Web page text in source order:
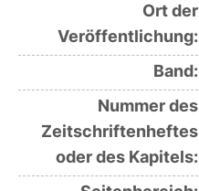
Ort der
Veröffentlichung:
Band:
Nummer des
Zeitschriftenheftes
oder des Kapitels: